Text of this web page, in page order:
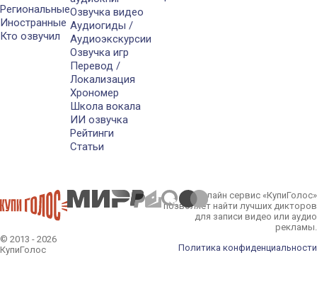
Региональные
Иностранные
Кто озвучил
Озвучка видео
Аудиогиды /
Аудиоэкскурсии
Озвучка игр
Перевод /
Локализация
Хрономер
Школа вокала
ИИ озвучка
Рейтинги
Статьи
© 2013 - 2026
КупиГолос
Онлайн сервис «КупиГолос»
позволяет найти лучших дикторов
для записи видео или аудио
рекламы.
Политика конфиденциальности